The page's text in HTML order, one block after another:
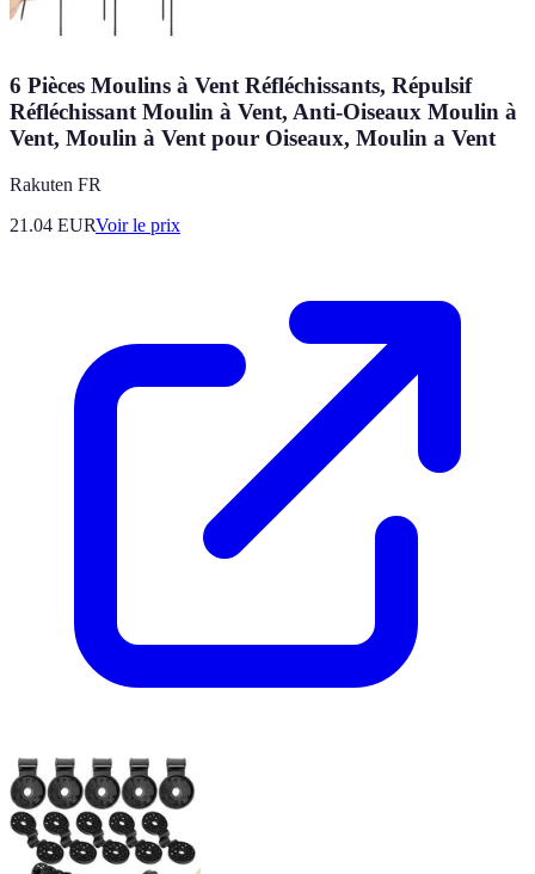
6 Pièces Moulins à Vent Réfléchissants, Répulsif
Réfléchissant Moulin à Vent, Anti-Oiseaux Moulin à
Vent, Moulin à Vent pour Oiseaux, Moulin a Vent
Rakuten FR
21.04 EURVoir le prix